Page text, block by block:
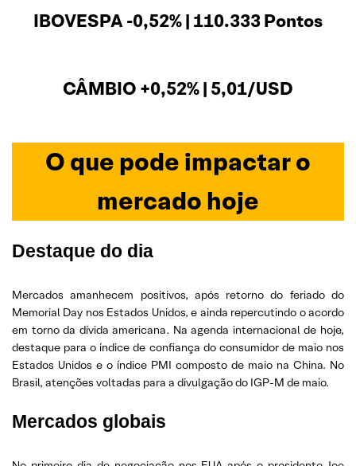
IBOVESPA -0,52% | 110.333 Pontos
CÂMBIO +0,52% | 5,01/USD
O que pode impactar o
mercado hoje
Destaque do dia
Mercados amanhecem positivos, após retorno do feriado do
Memorial Day nos Estados Unidos, e ainda repercutindo o acordo
em torno da dívida americana. Na agenda internacional de hoje,
destaque para o índice de confiança do consumidor de maio nos
Estados Unidos e o índice PMI composto de maio na China. No
Brasil, atenções voltadas para a divulgação do IGP-M de maio.
Mercados globais